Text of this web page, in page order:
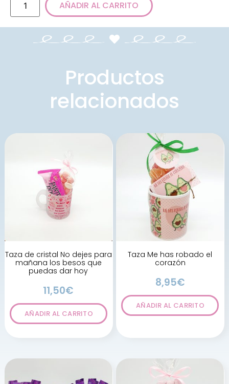
AÑADIR AL CARRITO
Productos
relacionados
Taza de cristal No dejes para
mañana los besos que
puedas dar hoy
11,50€
AÑADIR AL CARRITO
Taza Me has robado el
corazón
8,95€
AÑADIR AL CARRITO